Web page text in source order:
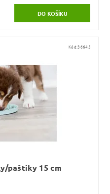
Kód:36645
paštiky 15 cm